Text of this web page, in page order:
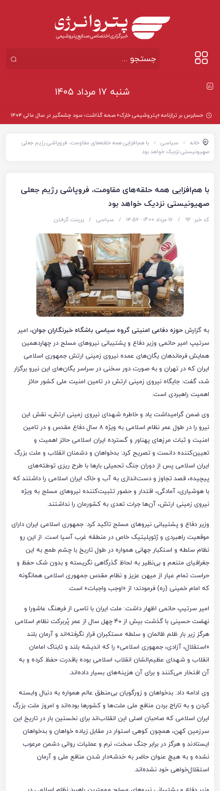
شنبه ۱۷ مرداد ۱۴۰۵
حسابرس بر ترازنامه «پتروشیمی خارک» صحه گذاشت؛ سود چشمگیر در سال مالی ۱۴۰۴
خانه سیاسی
با هم‌افزایی همه حلقه‌های مقاومت، فروپاشی رژیم جعلی
صهیونیستی نزدیک خواهد بود
با هم‌افزایی همه حلقه‌های مقاومت، فروپاشی رژیم جعلی
صهیونیستی نزدیک خواهد بود
کد خبر: 92 / 16 مرداد 1400 - ۱۴:۵۷ / سیاسی / پرینت گرفتن
به گزارش حوزه دفاعی امنیتی گروه سیاسی باشگاه خبرنگاران جوان، امیر
سرتیپ امیر حاتمی وزیر دفاع و پشتیبانی نیرو‌های مسلح در چهاردهمین
همایش فرماندهان یگان‌های عمده نیروی زمینی ارتش جمهوری اسلامی
ایران که در تهران و به صورت دور سخنی در سراسر یگان‌های این نیرو برگزار
شد، گفت: جایگاه نیروی زمینی ارتش در تامین امنیت ملی کشور حائز
اهمیت راهبردی است.
وی ضمن گرامیداشت یاد و خاطره شهدای نیروی زمینی ارتش، نقش این
نیرو را در طول عمر نظام اسلامی به ویژه ۸ سال دفاع مقدس و در تامین
امنیت و ثبات مرز‌های پهناور و گسترده ایران اسلامی حائز اهمیت و
تعیین‌کننده دانست و تصریح کرد: بدخواهان و دشمنان انقلاب و ملت بزرگ
ایران اسلامی پس از دوران جنگ تحمیلی بار‌ها با طرح ریزی توطئه‌های
پیچیده، قصد تجاوز و دست‌اندازی به آب و خاک ایران اسلامی را داشتند که
با هوشیاری، آمادگی، اقتدار و حضور تثبیت‌کننده نیرو‌های مسلح به ویژه
نیروی زمینی ارتش، آن‌ها جرات تعدی به کشورمان را نداشتند.
وزیر دفاع و پشتیبانی نیرو‌های مسلح تاکید کرد: جمهوری اسلامی ایران دارای
موقعیت راهبردی و ژئوپلیتیک خاص در منطقه غرب آسیا است. از این رو
نظام سلطه و استکبار جهانی همواره در طول تاریخ با چشم طمع به این
جغرافیای متنعم و بی‌نظیر به لحاظ گذرگاهی نگریسته و بدون شک حفظ و
حراست تمام عیار از میهن عزیز و نظام مقدس جمهوری اسلامی همانگونه
که امام خمینی (ره) فرمودند؛ از «اوجب واجبات» است.
امیر سرتیپ حاتمی اظهار داشت: ملت ایران با تاسی از فرهنگ عاشورا و
نهضت حسینی با گذشت بیش از ۴۰ چهل سال از عمر پُربرکت نظام اسلامی
هرگز زیر بار ظلم ظالمان و سلطه مستکبران قرار نگرفته‌اند و آرمان بلند
«استقلال، آزادی، جمهوری اسلامی» را که اندیشه بلند و تابناک امامان
انقلاب و شهدای عظیم‌الشان انقلاب اسلامی بوده باقدرت حفظ کرده و به
آن افتخار می‌کنند و برای آن هزینه‌های بسیار داده‌اند.
وی ادامه داد: بدخواهان و زورگویان بی‌منطق عالم همواره به دنبال وابسته
کردن و به تاراج بردن منافع ملی ملت‌ها و کشور‌ها بوده‌اند و امروز ملت بزرگ
ایران اسلامی که صاحبان اصلی این انقلاب‌اند برای نخستین بار در تاریخ این
سرزمین کهن، همچون کوهی استوار در مقابل زیاده خواهان و بدخواهان
ایستادند و هرگز در برابر جنگ سخت، نرم و عملیات روانی دشمن مرعوب
نشده و به هیچ عنوان حاضر به خدشه‌دار شدن منافع ملی و آرمان
استقلال‌خواهی خود نشده‌اند.